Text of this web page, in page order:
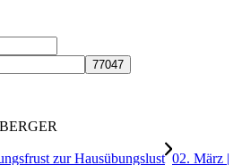
zur Hausübungslust 02. März |